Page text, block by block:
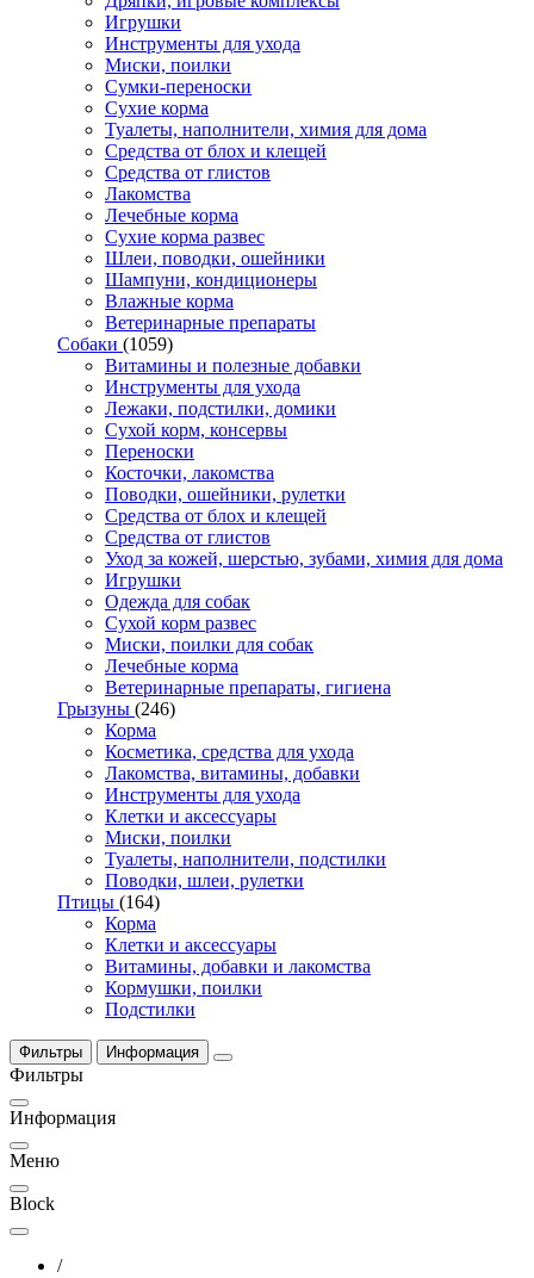
Игрушки
Инструменты для ухода
Миски, поилки
Сумки-переноски
Сухие корма
Туалеты, наполнители, химия для дома
Средства от блох и клещей
Средства от глистов
Лакомства
Лечебные корма
Сухие корма развес
Шлеи, поводки, ошейники
Шампуни, кондиционеры
Влажные корма
Ветеринарные препараты
Собаки (1059)
Витамины и полезные добавки
Инструменты для ухода
Лежаки, подстилки, домики
Сухой корм, консервы
Переноски
Косточки, лакомства
Поводки, ошейники, рулетки
Средства от блох и клещей
Средства от глистов
Уход за кожей, шерстью, зубами, химия для дома
Игрушки
Одежда для собак
Сухой корм развес
Миски, поилки для собак
Лечебные корма
Ветеринарные препараты, гигиена
Грызуны (246)
Корма
Косметика, средства для ухода
Лакомства, витамины, добавки
Инструменты для ухода
Клетки и аксессуары
Миски, поилки
Туалеты, наполнители, подстилки
Поводки, шлеи, рулетки
Птицы (164)
Корма
Клетки и аксессуары
Витамины, добавки и лакомства
Кормушки, поилки
Подстилки
Фильтры Информация
Фильтры
Информация
Меню
Block
/